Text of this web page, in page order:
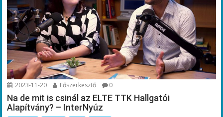
2023-11-20 Főszerkesztő 0
Na de mit is csinál az ELTE TTK Hallgatói
Alapítvány? – InterNyúz